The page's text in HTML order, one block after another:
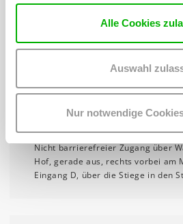
Alle Cookies
Auswahl
Nur notwendige
WUK Werkstätten- und
Das WUK ist gut mit den
erreichen (U6, Straßenbahn 37,
Barrierefreier Zugang über den
durch den Durchgang, im Innenhof
Eingang, mit dem Lift D in den
Nicht barrierefreier Zugang über
Hof, gerade aus, rechts vorbei am
Eingang D, über die Stiege in den